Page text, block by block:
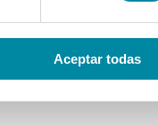
Aceptar todas